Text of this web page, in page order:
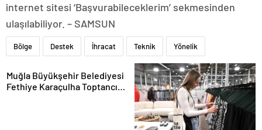
internet sitesi ‘Başvurabileceklerim’ sekmesinden
ulaşılabiliyor. – SAMSUN
Bölge Destek İhracat Teknik Yönelik
Muğla Büyükşehir Belediyesi
Fethiye Karaçulha Toptancı